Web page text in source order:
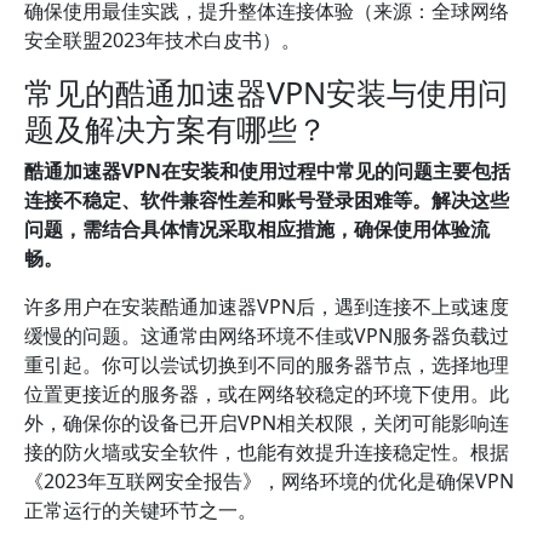
确保使用最佳实践，提升整体连接体验（来源：全球网络
安全联盟2023年技术白皮书）。
常见的酷通加速器VPN安装与使用问
题及解决方案有哪些？
酷通加速器VPN在安装和使用过程中常见的问题主要包括
连接不稳定、软件兼容性差和账号登录困难等。解决这些
问题，需结合具体情况采取相应措施，确保使用体验流
畅。
许多用户在安装酷通加速器VPN后，遇到连接不上或速度
缓慢的问题。这通常由网络环境不佳或VPN服务器负载过
重引起。你可以尝试切换到不同的服务器节点，选择地理
位置更接近的服务器，或在网络较稳定的环境下使用。此
外，确保你的设备已开启VPN相关权限，关闭可能影响连
接的防火墙或安全软件，也能有效提升连接稳定性。根据
《2023年互联网安全报告》，网络环境的优化是确保VPN
正常运行的关键环节之一。